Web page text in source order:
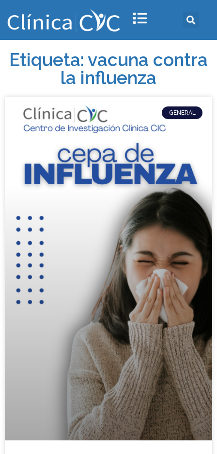
Etiqueta: vacuna contra
la influenza
GENERAL